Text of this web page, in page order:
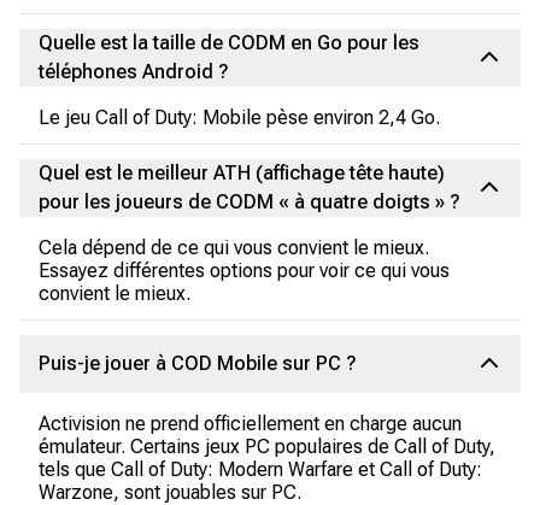
Quelle est la taille de CODM en Go pour les
téléphones Android ?
Le jeu Call of Duty: Mobile pèse environ 2,4 Go.
Quel est le meilleur ATH (affichage tête haute)
pour les joueurs de CODM « à quatre doigts » ?
Cela dépend de ce qui vous convient le mieux.
Essayez différentes options pour voir ce qui vous
convient le mieux.
Puis-je jouer à COD Mobile sur PC ?
Activision ne prend officiellement en charge aucun
émulateur. Certains jeux PC populaires de Call of Duty,
tels que Call of Duty: Modern Warfare et Call of Duty:
Warzone, sont jouables sur PC.